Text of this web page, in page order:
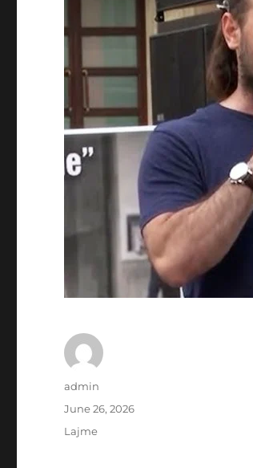
Author
admin
Posted
June 26, 2026
Categories
Lajme